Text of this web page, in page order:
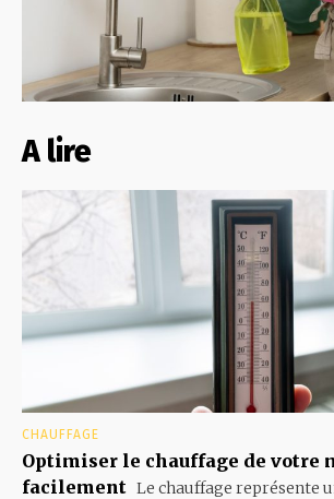
A lire
CHAUFFAGE
Optimiser le chauffage de votre
facilement Le chauffage représente